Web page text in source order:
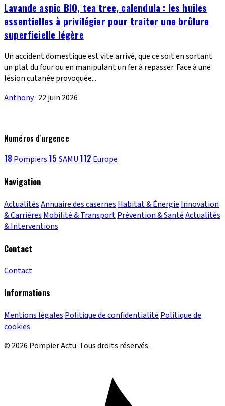
Lavande aspic BIO, tea tree, calendula : les huiles
essentielles à privilégier pour traiter une brûlure
superficielle légère
Un accident domestique est vite arrivé, que ce soit en sortant
un plat du four ou en manipulant un fer à repasser. Face à une
lésion cutanée provoquée...
Anthony· 22 juin 2026
Numéros d'urgence
18 Pompiers 15 SAMU 112 Europe
Navigation
ActualitésAnnuaire des casernes Habitat & Énergie Innovation
& Carrières Mobilité & TransportPrévention & SantéActualités
& Interventions
Contact
Contact
Informations
Mentions légales Politique de confidentialité Politique de
cookies
© 2026 Pompier Actu. Tous droits réservés.